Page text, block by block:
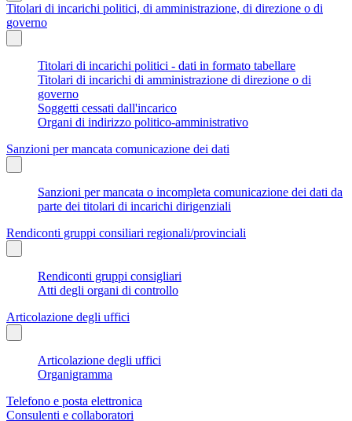
Titolari di incarichi politici, di amministrazione, di direzione o di
governo
Titolari di incarichi politici - dati in formato tabellare
Titolari di incarichi di amministrazione di direzione o di
governo
Soggetti cessati dall'incarico
Organi di indirizzo politico-amministrativo
Sanzioni per mancata comunicazione dei dati
Sanzioni per mancata o incompleta comunicazione dei dati da
parte dei titolari di incarichi dirigenziali
Rendiconti gruppi consiliari regionali/provinciali
Rendiconti gruppi consigliari
Atti degli organi di controllo
Articolazione degli uffici
Articolazione degli uffici
Organigramma
Telefono e posta elettronica
Consulenti e collaboratori